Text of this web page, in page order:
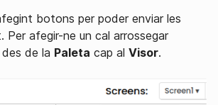
botons per poder enviar les
Per afegir-ne un cal arrossegar
des de la Paleta cap al Visor.